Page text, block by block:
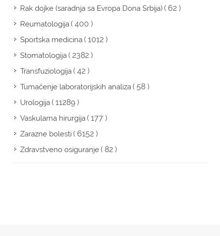
Rak dojke (saradnja sa Evropa Dona Srbija)( 62 )
Reumatologija( 400 )
Sportska medicina( 1012 )
Stomatologija( 2382 )
Transfuziologija( 42 )
Tumačenje laboratorijskih analiza( 58 )
Urologija( 11289 )
Vaskularna hirurgija( 177 )
Zarazne bolesti( 6152 )
Zdravstveno osiguranje( 82 )